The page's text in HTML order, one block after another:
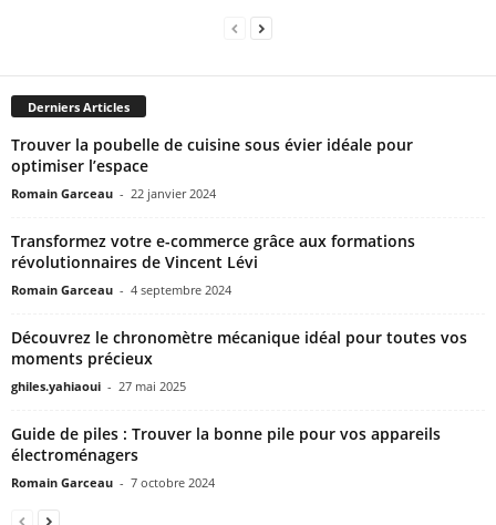
Derniers Articles
Trouver la poubelle de cuisine sous évier idéale pour
optimiser l’espace
Romain Garceau - 22 janvier 2024
Transformez votre e-commerce grâce aux formations
révolutionnaires de Vincent Lévi
Romain Garceau - 4 septembre 2024
Découvrez le chronomètre mécanique idéal pour toutes vos
moments précieux
ghiles.yahiaoui - 27 mai 2025
Guide de piles : Trouver la bonne pile pour vos appareils
électroménagers
Romain Garceau - 7 octobre 2024